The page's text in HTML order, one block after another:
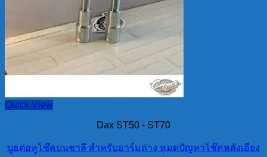
Quick View
Dax ST50 - ST70
บูธต่อหูโช๊คบนชาลี สำหรับอาร์มถ่าง หมดปัญหาโช๊คหลังเอียง